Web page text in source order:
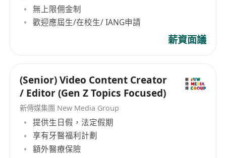
無上限佣金制
歡迎應屆生/在校生/ IANG申請
薪資面議
(Senior) Video Content Creator
/ Editor (Gen Z Topics Focused)
新傳媒集團 New Media Group
提供生日假，法定假期
享有牙醫福利計劃
額外醫療保險